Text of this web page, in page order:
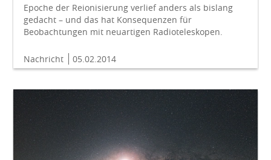
Epoche der Reionisierung verlief anders als bislang
gedacht – und das hat Konsequenzen für
Beobachtungen mit neuartigen Radioteleskopen.
Nachricht 05.02.2014